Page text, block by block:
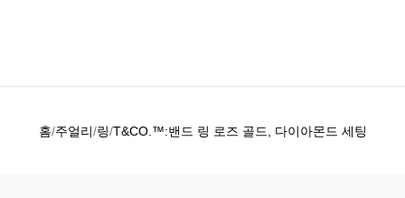
홈 주얼리 링 T&CO.™:밴드 링 로즈 골드, 다이아몬드 세팅